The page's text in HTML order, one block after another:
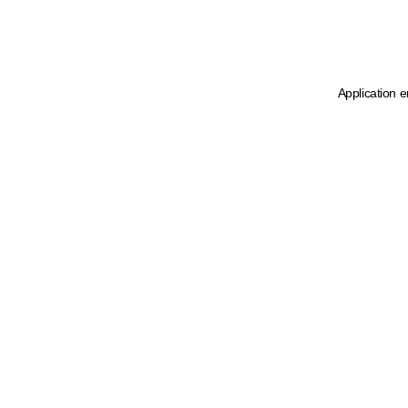
Application